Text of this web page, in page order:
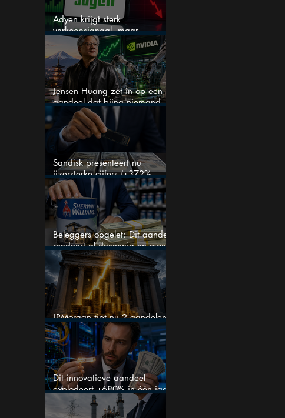
Adyen krijgt sterk
verkoopsignaal, maar
analisten zien juist een
koopkans
Jensen Huang zet in op een
aandeel dat bijna niemand
Sandisk presenteert nu
ijzersterke cijfers (+372%
omzetgroei), toch zakt het
aandeel weg
Beleggers opgelet: Dit aandeel
rendeert al decennia en moet
op je watchlist staan!
JPMorgan tipt nu 2 aandelen
voor augustus
Dit innovatieve aandeel
explodeert +680% in één jaar
en blijft maar stijgen